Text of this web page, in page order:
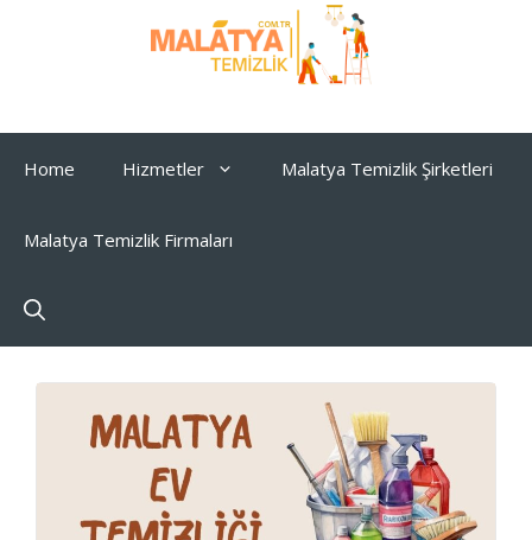
Home Hizmetler Malatya Temizlik Şirketleri
Malatya Temizlik Firmaları